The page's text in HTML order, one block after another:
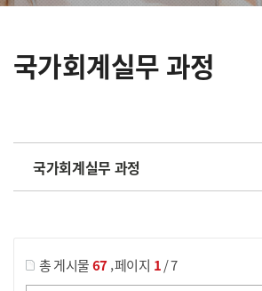
국가회계실무 과정
국가회계실무 과정
총 게시물67,페이지 1/ 7